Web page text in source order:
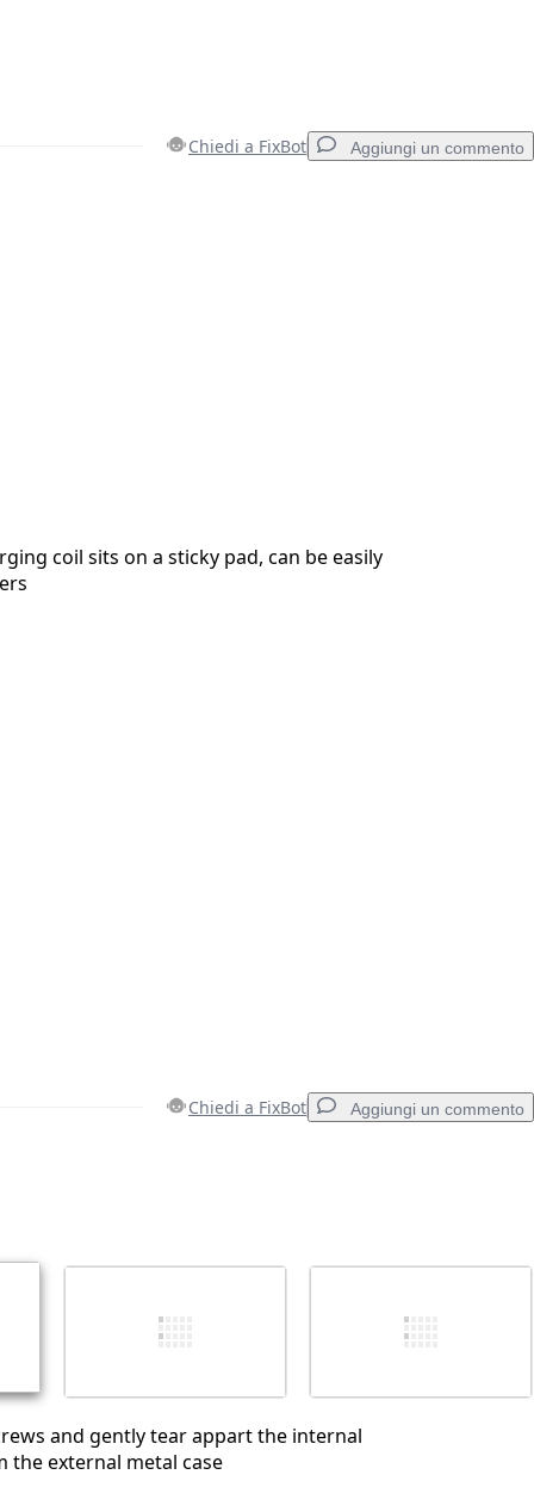
Chiedi a FixBot Aggiungi un commento
coil sits on a sticky pad, can be easily
Chiedi a FixBot Aggiungi un commento
Pubblica commento
and gently tear appart the internal
the external metal case